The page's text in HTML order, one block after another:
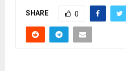
SHARE 0